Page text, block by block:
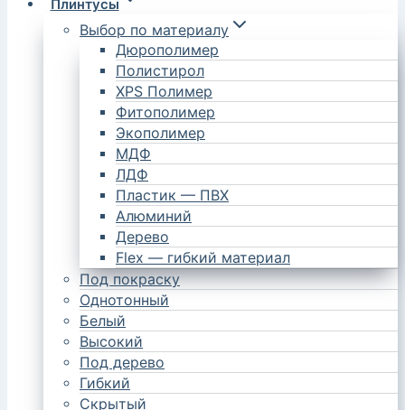
Плинтусы
Выбор по материалу
Дюрополимер
Полистирол
XPS Полимер
Фитополимер
Экополимер
МДФ
ЛДФ
Пластик — ПВХ
Алюминий
Дерево
Flex — гибкий материал
Под покраску
Однотонный
Белый
Высокий
Под дерево
Гибкий
Скрытый